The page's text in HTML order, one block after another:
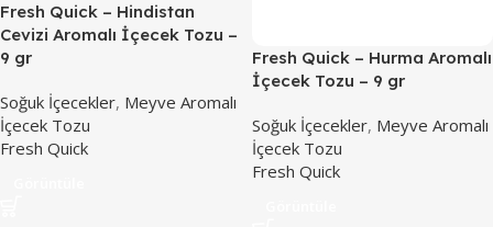
Fresh Quick – Hindistan
Cevizi Aromalı İçecek Tozu –
9 gr
Soğuk İçecekler, Meyve Aromalı
İçecek Tozu
Fresh Quick
Fresh Quick – Hurma Aromalı
İçecek Tozu – 9 gr
Soğuk İçecekler, Meyve Aromalı
İçecek Tozu
Fresh Quick